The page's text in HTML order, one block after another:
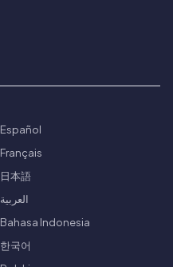
Español
Français
日本語
العربية
Bahasa Indonesia
한국어